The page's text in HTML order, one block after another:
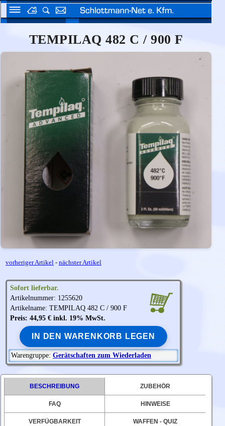
TEMPILAQ 482 C / 900 F
vorheriger Artikel - nächster Artikel
Sofort lieferbar.
Artikelnummer: 1255620
Artikelname: TEMPILAQ 482 C / 900 F
Preis: 44,95 € inkl. 19% MwSt.
IN DEN WARENKORB LEGEN
Warengruppe: Gerätschaften zum Wiederladen
BESCHREIBUNG ZUBEHÖR
FAQ HINWEISE
VERFÜGBARKEIT WAFFEN - QUIZ